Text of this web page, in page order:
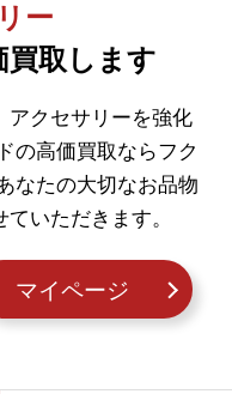
ー
買取します
アクセサリーを強化
の高価買取ならフク
なたの大切なお品物
いただきます。
マイページ